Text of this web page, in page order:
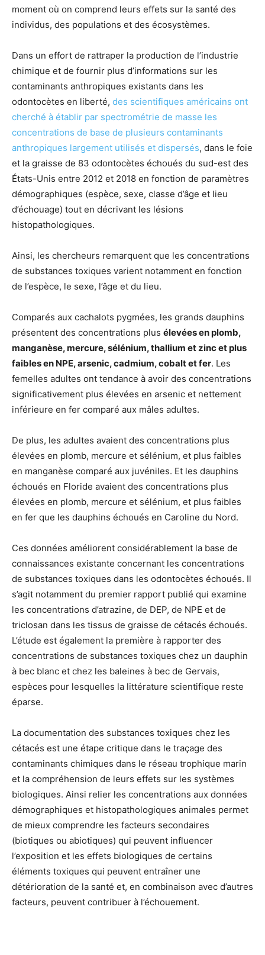
moment où on comprend leurs effets sur la santé des
individus, des populations et des écosystèmes.
Dans un effort de rattraper la production de l’industrie
chimique et de fournir plus d’informations sur les
contaminants anthropiques existants dans les
odontocètes en liberté, des scientifiques américains ont
cherché à établir par spectrométrie de masse les
concentrations de base de plusieurs contaminants
anthropiques largement utilisés et dispersés, dans le foie
et la graisse de 83 odontocètes échoués du sud-est des
États-Unis entre 2012 et 2018 en fonction de paramètres
démographiques (espèce, sexe, classe d’âge et lieu
d’échouage) tout en décrivant les lésions
histopathologiques.
Ainsi, les chercheurs remarquent que les concentrations
de substances toxiques varient notamment en fonction
de l’espèce, le sexe, l’âge et du lieu.
Comparés aux cachalots pygmées, les grands dauphins
présentent des concentrations plus élevées en plomb,
manganèse, mercure, sélénium, thallium et zinc et plus
faibles en NPE, arsenic, cadmium, cobalt et fer. Les
femelles adultes ont tendance à avoir des concentrations
significativement plus élevées en arsenic et nettement
inférieure en fer comparé aux mâles adultes.
De plus, les adultes avaient des concentrations plus
élevées en plomb, mercure et sélénium, et plus faibles
en manganèse comparé aux juvéniles. Et les dauphins
échoués en Floride avaient des concentrations plus
élevées en plomb, mercure et sélénium, et plus faibles
en fer que les dauphins échoués en Caroline du Nord.
Ces données améliorent considérablement la base de
connaissances existante concernant les concentrations
de substances toxiques dans les odontocètes échoués. Il
s’agit notamment du premier rapport publié qui examine
les concentrations d’atrazine, de DEP, de NPE et de
triclosan dans les tissus de graisse de cétacés échoués.
L’étude est également la première à rapporter des
concentrations de substances toxiques chez un dauphin
à bec blanc et chez les baleines à bec de Gervais,
espèces pour lesquelles la littérature scientifique reste
éparse.
La documentation des substances toxiques chez les
cétacés est une étape critique dans le traçage des
contaminants chimiques dans le réseau trophique marin
et la compréhension de leurs effets sur les systèmes
biologiques. Ainsi relier les concentrations aux données
démographiques et histopathologiques animales permet
de mieux comprendre les facteurs secondaires
(biotiques ou abiotiques) qui peuvent influencer
l’exposition et les effets biologiques de certains
éléments toxiques qui peuvent entraîner une
détérioration de la santé et, en combinaison avec d’autres
facteurs, peuvent contribuer à l’échouement.